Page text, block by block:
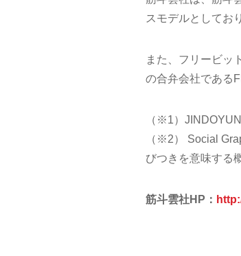
スモデルとしてお
また、フリービッ
の合弁会社である
（※1）
（※2） Social
びつきを意味する
筋斗雲社HP：